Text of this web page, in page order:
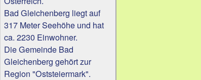
Bad Gleichenberg liegt auf
317 Meter Seehöhe und hat
ca. 2230 Einwohner.
Die Gemeinde Bad
Gleichenberg gehört zur
Region "Oststeiermark".